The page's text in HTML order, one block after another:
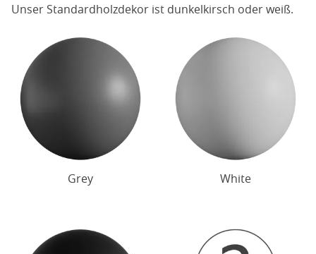
Unser Standardholzdekor ist dunkelkirsch oder weiß.
Grey White